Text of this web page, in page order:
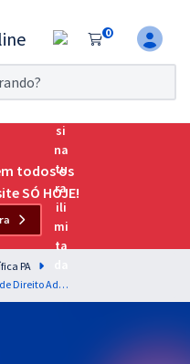
0
da
todos os
SÓ HOJE!
PA
Polícia Científica do Estado do Pará - Noções de Direito Administrativo para todos os Cargos (Exceto Médico Legista e Médico Psiquiatra) - Professor: Gustavo Scatolino